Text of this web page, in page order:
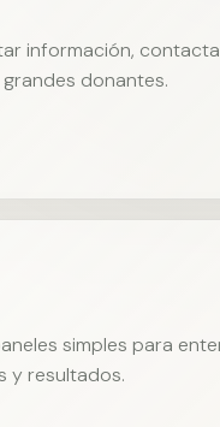
información,
donantes.
simples para
y resultados.